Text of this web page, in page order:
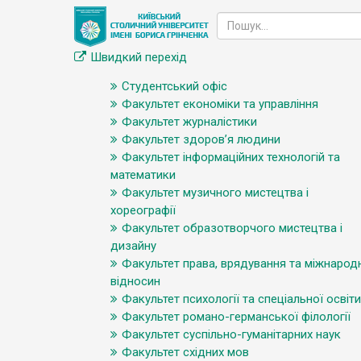
Швидкий перехід
Студентський офіс
Факультет економіки та управління
Факультет журналістики
Факультет здоров’я людини
Факультет інформаційних технологій та
математики
Факультет музичного мистецтва і
хореографії
Факультет образотворчого мистецтва і
дизайну
Факультет права, врядування та
відносин
Факультет психології та спеціальної освіти
Факультет романо-германської філології
Факультет суспільно-гуманітарних наук
Факультет східних мов